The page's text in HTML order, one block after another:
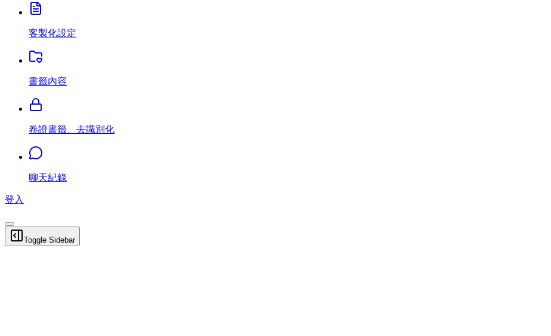
客製化設定
書籤內容
卷證書籤、去識別化
聊天紀錄
登入
Toggle Sidebar